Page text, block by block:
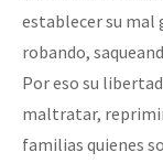
establecer su mal
robando,
Por eso su
maltratar,
familias quienes